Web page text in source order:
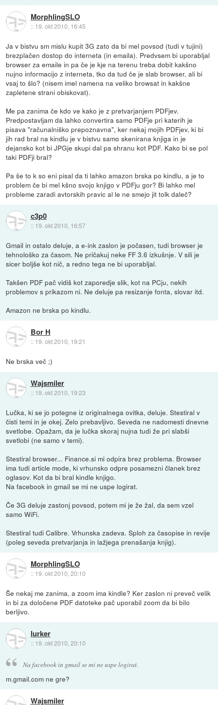
MorphlingSLO
:: 19. okt 2010, 16:45
Ja v bistvu sm mislu kupit 3G zato da bi mel povsod (tudi v tujini)
brezplačen dostop do interneta (in emaila). Predvsem bi uporabljal
browser za emaile in pa če je kje na terenu treba dobit kakšno
nujno informacijo z interneta, tko da tud če je slab browser, ali bi
vsaj to šlo? (nisem imel namena na veliko browsat in kakšne
zapletene strani obiskovat).
Me pa zanima če kdo ve kako je z pretvarjanjem PDFjev.
Predpostavljam da lahko convertira samo PDFje pri katerih je
pisava "računalniško prepoznavna", ker nekaj mojih PDFjev, ki bi
jih rad bral na kindlu je v bistvu samo skenirana knjiga in je
dejansko kot bi JPGje skupi dal pa shranu kot PDF. Kako bi se pol
taki PDFji bral?
Pa še to k so eni pisal da ti lahko amazon brska po kindlu, a je to
problem če bi mel kšno svojo knjigo v PDFju gor? Bi lahko mel
probleme zaradi avtorskih pravic al le ne smejo jit tolk daleč?
c3p0
:: 19. okt 2010, 16:57
Gmail in ostalo deluje, a e-ink zaslon je počasen, tudi browser je
tehnološko za časom. Ne pričakuj neke FF 3.6 izkušnje. V sili je
sicer boljše kot nič, a redno tega ne bi uporabljal.
Takšen PDF pač vidiš kot zaporedje slik, kot na PCju, nekih
problemov s prikazom ni. Ne deluje pa resizanje fonta, slovar itd.
Amazon ne brska po kindlu.
Bor H
:: 19. okt 2010, 19:21
Ne brska več ;)
Wajsmiler
:: 19. okt 2010, 19:23
Lučka, ki se jo potegne iz originalnega ovitka, deluje. Stestiral v
čisti temi in je okej. Zelo prebavljivo. Seveda ne nadomesti dnevne
svetlobe. Opažam, da je lučka skoraj nujna tudi že pri slabši
svetlobi (ne samo v temi).
Stestiral browser... Finance.si mi odpira brez problema. Browser
ima tudi article mode, ki vrhunsko odpre posamezni članek brez
oglasov. Kot da bi bral kindle knjigo.
Na facebook in gmail se mi ne uspe logirat.
Če 3G deluje zastonj povsod, potem mi je že žal, da sem vzel
samo WiFi.
Stestiral tudi Calibre. Vrhunska zadeva. Sploh za časopise in revije
(poleg seveda pretvarjanja in lažjega prenašanja knjig).
MorphlingSLO
:: 19. okt 2010, 20:10
Še nekaj me zanima, a zoom ima kindle? Ker zaslon ni preveč velik
in bi za določene PDF datoteke pač uporabil zoom da bi bilo
berljivo.
lurker
:: 19. okt 2010, 20:10
Na facebook in gmail se mi ne uspe logirat.
m.gmail.com ne gre?
Wajsmiler